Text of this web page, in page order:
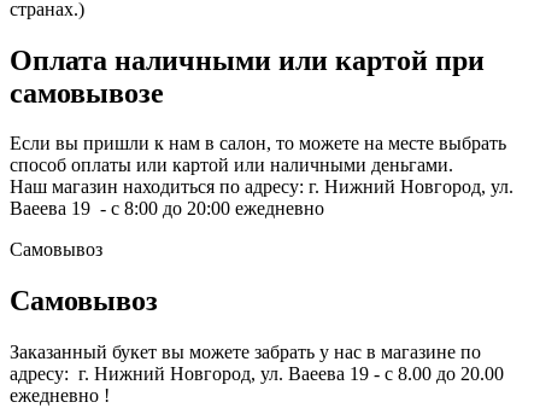
странах.)
Оплата наличными или картой при
самовывозе
Если вы пришли к нам в салон, то можете на месте выбрать
способ оплаты или картой или наличными деньгами.
Наш магазин находиться по адресу: г. Нижний Новгород, ул.
Ваеева 19 - с 8:00 до 20:00 ежедневно
Самовывоз
Самовывоз
Заказанный букет вы можете забрать у нас в магазине по
адресу: г. Нижний Новгород, ул. Ваеева 19 - с 8.00 до 20.00
ежедневно !